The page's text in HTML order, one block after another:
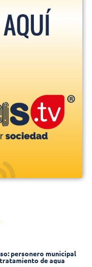
personero municipal
de agua